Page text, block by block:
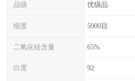
品级 优级品
细度 5000目
二氧化硅含量 65%
白度 92